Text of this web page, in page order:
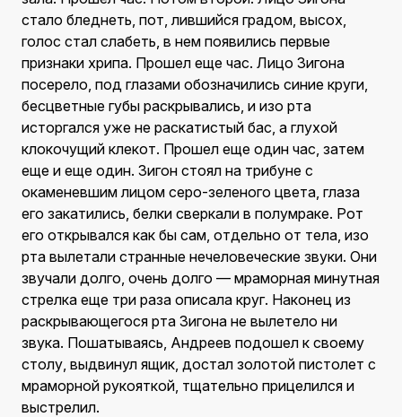
стало бледнеть, пот, лившийся градом, высох,
голос стал слабеть, в нем появились первые
признаки хрипа. Прошел еще час. Лицо Зигона
посерело, под глазами обозначились синие круги,
бесцветные губы раскрывались, и изо рта
исторгался уже не раскатистый бас, а глухой
клокочущий клекот. Прошел еще один час, затем
еще и еще один. Зигон стоял на трибуне с
окаменевшим лицом серо-зеленого цвета, глаза
его закатились, белки сверкали в полумраке. Рот
его открывался как бы сам, отдельно от тела, изо
рта вылетали странные нечеловеческие звуки. Они
звучали долго, очень долго — мраморная минутная
стрелка еще три раза описала круг. Наконец из
раскрывающегося рта Зигона не вылетело ни
звука. Пошатываясь, Андреев подошел к своему
столу, выдвинул ящик, достал золотой пистолет с
мраморной рукояткой, тщательно прицелился и
выстрелил.